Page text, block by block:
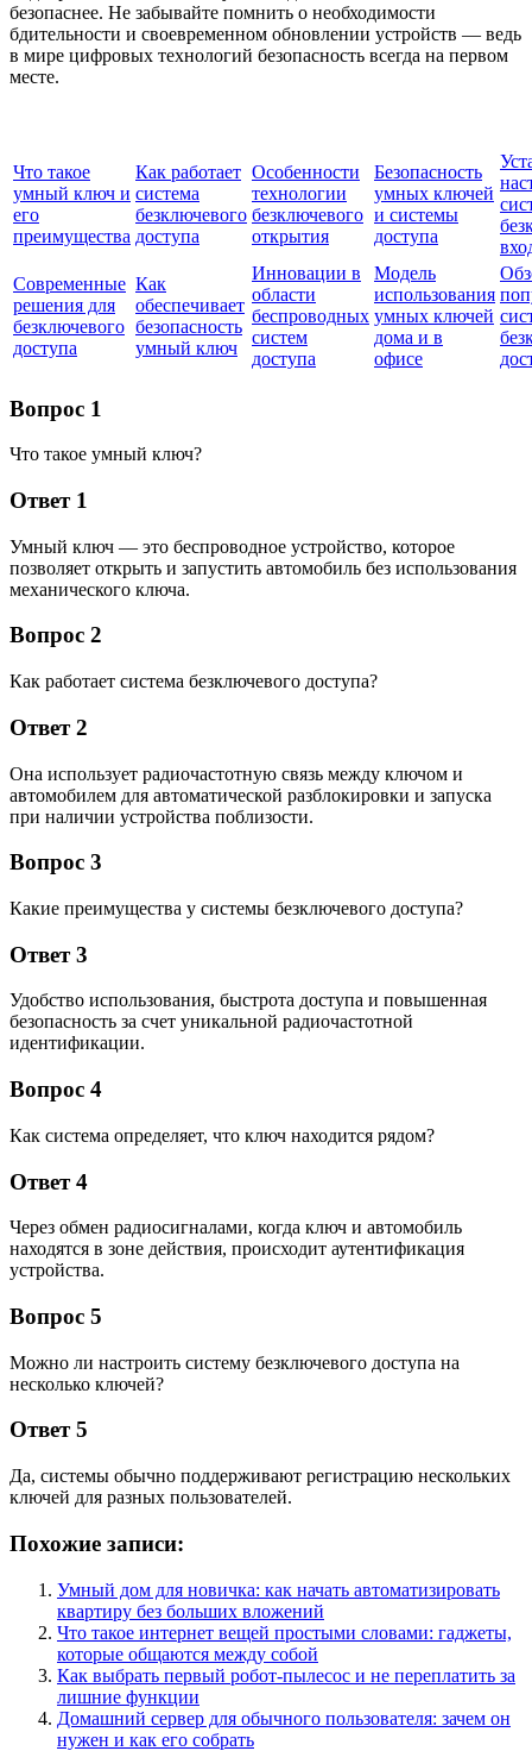
безопаснее. Не забывайте помнить о необходимости
бдительности и своевременном обновлении устройств — ведь
в мире цифровых технологий безопасность всегда на первом
месте.
Что такое
умный ключ и
его
преимущества
Как работает
система
безключевого
доступа
Особенности
технологии
безключевого
открытия
Безопасность
умных ключей
и системы
доступа
Современные
решения для
безключевого
доступа
Как
обеспечивает
безопасность
умный ключ
Инновации в
области
беспроводных
систем
доступа
Модель
использования
умных ключей
дома и в
офисе
Вопрос 1
Что такое умный ключ?
Ответ 1
Умный ключ — это беспроводное устройство, которое
позволяет открыть и запустить автомобиль без использования
механического ключа.
Вопрос 2
Как работает система безключевого доступа?
Ответ 2
Она использует радиочастотную связь между ключом и
автомобилем для автоматической разблокировки и запуска
при наличии устройства поблизости.
Вопрос 3
Какие преимущества у системы безключевого доступа?
Ответ 3
Удобство использования, быстрота доступа и повышенная
безопасность за счет уникальной радиочастотной
идентификации.
Вопрос 4
Как система определяет, что ключ находится рядом?
Ответ 4
Через обмен радиосигналами, когда ключ и автомобиль
находятся в зоне действия, происходит аутентификация
устройства.
Вопрос 5
Можно ли настроить систему безключевого доступа на
несколько ключей?
Ответ 5
Да, системы обычно поддерживают регистрацию нескольких
ключей для разных пользователей.
Похожие записи:
Умный дом для новичка: как начать автоматизировать
квартиру без больших вложений
Что такое интернет вещей простыми словами: гаджеты,
которые общаются между собой
Как выбрать первый робот-пылесос и не переплатить за
лишние функции
Домашний сервер для обычного пользователя: зачем он
нужен и как его собрать